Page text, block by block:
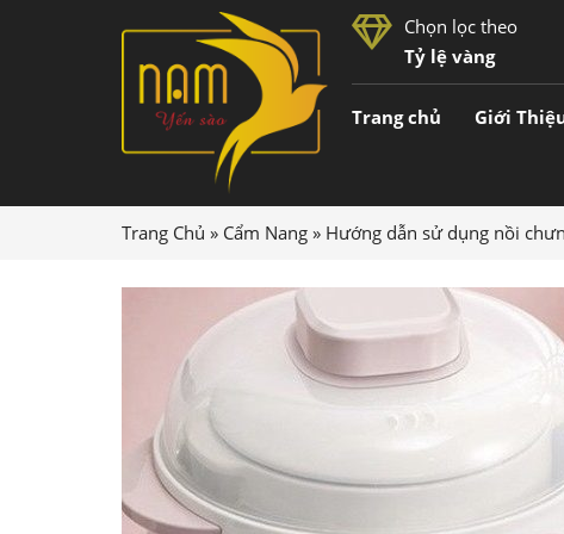
Chọn lọc theo
Tỷ lệ vàng
Trang chủ Giới
Trang Chủ » Cẩm Nang » Hướng dẫn sử dụng nồi